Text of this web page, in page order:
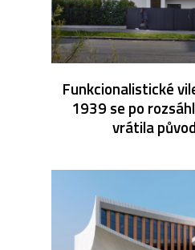
Funkcionalistické
1939 se po
vrátila